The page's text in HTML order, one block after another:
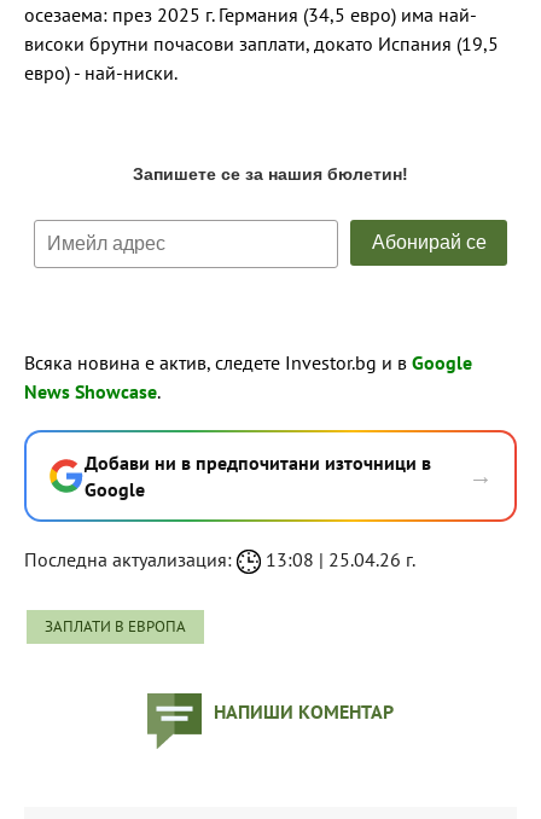
осезаема: през 2025 г. Германия (34,5 евро) има най-
високи брутни почасови заплати, докато Испания (19,5
евро) - най-ниски.
Всяка новина е актив, следете Investor.bg и в Google
News Showcase.
Добави ни в предпочитани източници в
Google
→
Последна актуализация: 13:08 | 25.04.26 г.
ЗАПЛАТИ В ЕВРОПА
НАПИШИ КОМЕНТАР